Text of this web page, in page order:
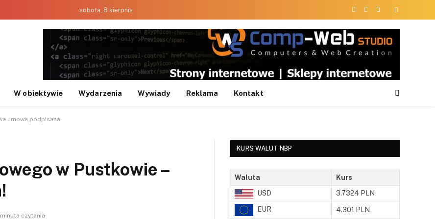
sobota, 8 sierpnia
Facebook
X
Instagram
W obiektywie Wydarzenia Wywiady Reklama Kontakt
umowa podpisana!
w Pustkowie –
minuta czytania
KURS WALUT NBP
Waluta
Kurs
USD
3.7324 PLN
EUR 4.301 PLN